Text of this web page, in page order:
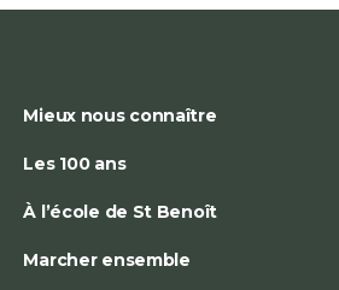
Mieux nous connaître
Les 100 ans
À l’école de St Benoît
Marcher ensemble